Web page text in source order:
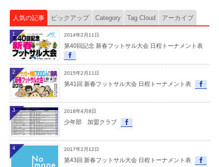
人気の記事 ピックアップ Category Tag Cloud アーカイブ
2014年2月11日
第40回記念 新春フットサル大会 日程トーナメント表
1
2015年2月11日
第41回 新春フットサル大会 日程トーナメント表
2
2018年4月8日
少年部 加盟クラブ
3
2017年2月12日
第43回 新春フットサル大会 日程トーナメント表
4